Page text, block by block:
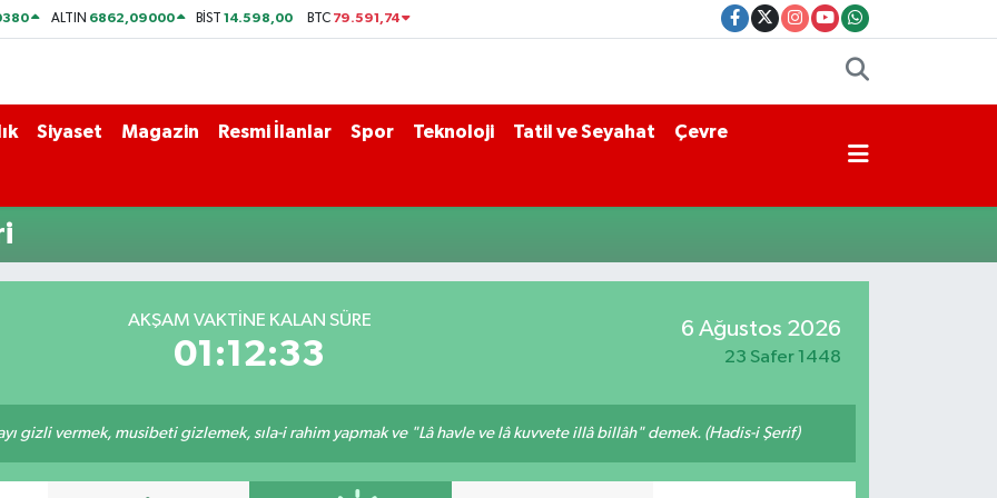
ALTIN 6862,09000 BİST14.598,00 BTC 79.591,74
Siyaset Magazin Resmi İlanlar Spor Teknoloji Tatil ve Seyahat Çevre
AKŞAM VAKTİNE KALAN SÜRE
01:12:33
6 Ağustos 2026
23 Safer 1448
gizli vermek, musibeti gizlemek, sıla-i rahim yapmak ve "Lâ havle ve lâ kuvvete illâ billâh" demek. (Hadis-i Şerif)